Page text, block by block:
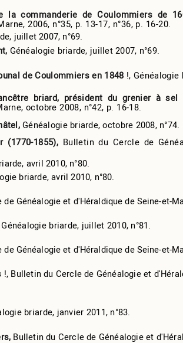
la commanderie de Coulommiers de
2006, n°35, p. 13-17, n°36, p. 16-20.
juillet 2007, n°69.
Généalogie briarde, juillet 2007, n°69.
de Coulommiers en 1848 !,
briard, président du grenier à sel
octobre 2008, n°42, p. 16-18.
Généalogie briarde, octobre 2008, n°74.
(1770-1855), Bulletin du Cercle de
avril 2010, n°80.
briarde, avril 2010, n°80.
Généalogie et d'Héraldique de Seine-et-
Généalogie briarde, juillet 2010, n°81.
Généalogie et d'Héraldique de Seine-et-
!, Bulletin du Cercle de Généalogie et
briarde, janvier 2011, n°83.
Bulletin du Cercle de Généalogie et